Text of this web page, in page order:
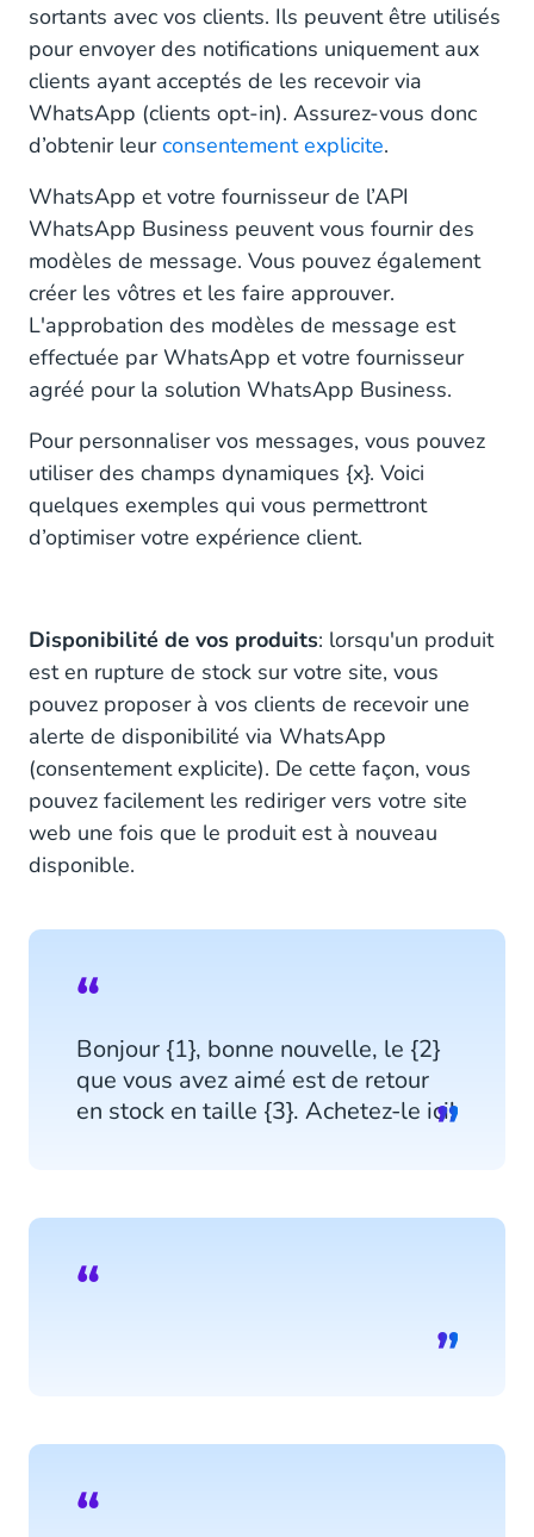
sortants avec vos clients. Ils peuvent être utilisés
pour envoyer des notifications uniquement aux
clients ayant acceptés de les recevoir via
WhatsApp (clients opt-in). Assurez-vous donc
d’obtenir leurconsentement explicite.
WhatsApp et votre fournisseur de l’API
WhatsApp Business peuvent vous fournir des
modèles de message. Vous pouvez également
créer les vôtres et les faire approuver.
L'approbation des modèles de message est
effectuée par WhatsApp et votre fournisseur
agréé pour la solution WhatsApp Business.
Pour personnaliser vos messages, vous pouvez
utiliser des champs dynamiques {x}. Voici
quelques exemples qui vous permettront
d’optimiser votre expérience client.
Disponibilité de vos produits: lorsqu'un produit
est en rupture de stock sur votre site, vous
pouvez proposer à vos clients de recevoir une
alerte de disponibilité via WhatsApp
(consentement explicite). De cette façon, vous
pouvez facilement les rediriger vers votre site
web une fois que le produit est à nouveau
disponible.
Bonjour {1}, bonne nouvelle, le {2}
que vous avez aimé est de retour
en stock en taille {3}. Achetez-le ici!